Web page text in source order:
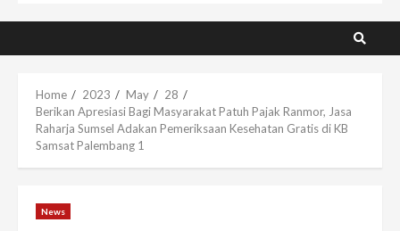
Home 2023 May
28
Berikan Apresiasi Bagi Masyarakat Patuh Pajak Ranmor, Jasa
Raharja Sumsel Adakan Pemeriksaan Kesehatan Gratis di KB
Samsat Palembang 1
News